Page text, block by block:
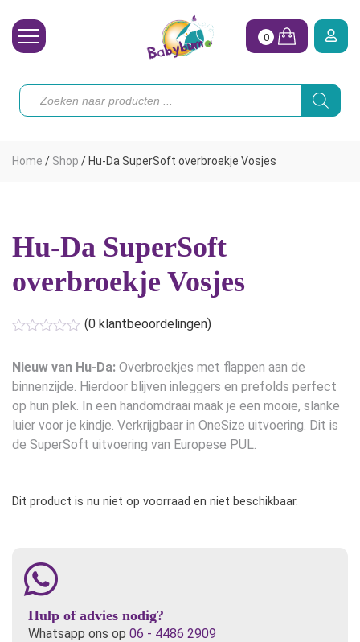
Toebehoren
Onze merken
Hoe begin ik?
0
Producten
zoeken
Home / Shop / Hu-Da SuperSoft overbroekje Vosjes
Hu-Da SuperSoft
overbroekje Vosjes
(0 klantbeoordelingen)
Nieuw van Hu-Da: Overbroekjes met flappen aan de
binnenzijde. Hierdoor blijven inleggers en prefolds perfect
op hun plek. In een handomdraai maak je een mooie, slanke
luier voor je kindje. Verkrijgbaar in OneSize uitvoering. Dit is
de SuperSoft uitvoering van Europese PUL.
Dit product is nu niet op voorraad en niet beschikbaar.
Hulp of advies nodig?
Whatsapp ons op 06 - 4486 2909